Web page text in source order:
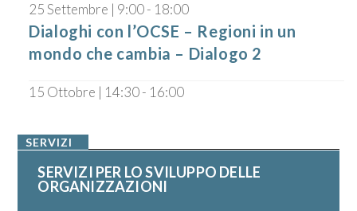
25 Settembre | 9:00- 18:00
Dialoghi con l’OCSE – Regioni in un
mondo che cambia – Dialogo 2
15 Ottobre | 14:30- 16:00
SERVIZI
SERVIZI PER LO SVILUPPO DELLE
ORGANIZZAZIONI